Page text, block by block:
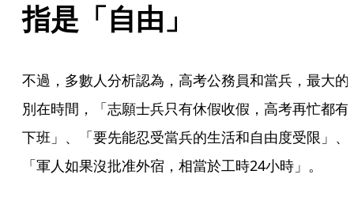
指是「自由」
不過，多數人分析認為，高考公務員和當兵，最大的
別在時間，「志願士兵只有休假收假，高考再忙都有
下班」、「要先能忍受當兵的生活和自由度受限」、
「軍人如果沒批准外宿，相當於工時24小時」。